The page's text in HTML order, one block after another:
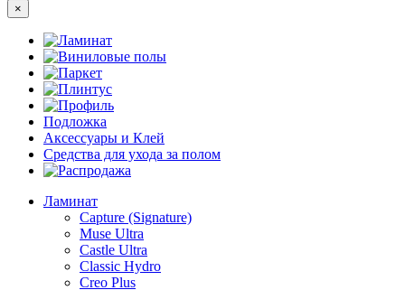
×
Ламинат
Виниловые полы
Паркет
Плинтус
Профиль
Подложка
Аксессуары и Клей
Средства для ухода за полом
Распродажа
Ламинат
Capture (Signature)
Muse Ultra
Castle Ultra
Classic Hydro
Creo Plus